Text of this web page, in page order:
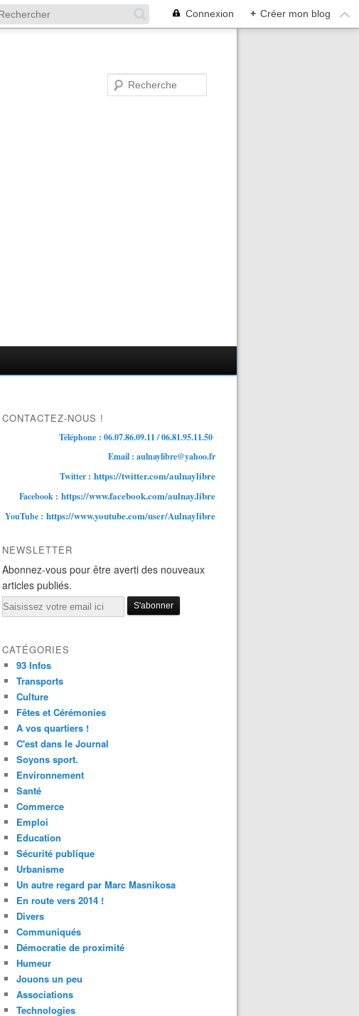
Connexion + Créer mon blog
CONTACTEZ-NOUS !
Téléphone : 06.07.86.09.11 / 06.81.95.11.50
Email : aulnaylibre@yahoo.fr
Twitter : https://twitter.com/aulnaylibre
Facebook : https://www.facebook.com/aulnay.libre
YouTube : https://www.youtube.com/user/Aulnaylibre
NEWSLETTER
Abonnez-vous pour être averti des nouveaux
articles publiés.
Email
CATÉGORIES
93 Infos
Transports
Culture
Fêtes et Cérémonies
A vos quartiers !
C'est dans le Journal
Soyons sport.
Environnement
Santé
Commerce
Emploi
Education
Sécurité publique
Urbanisme
Un autre regard par Marc Masnikosa
En route vers 2014 !
Divers
Communiqués
Démocratie de proximité
Humeur
Jouons un peu
Associations
Technologies